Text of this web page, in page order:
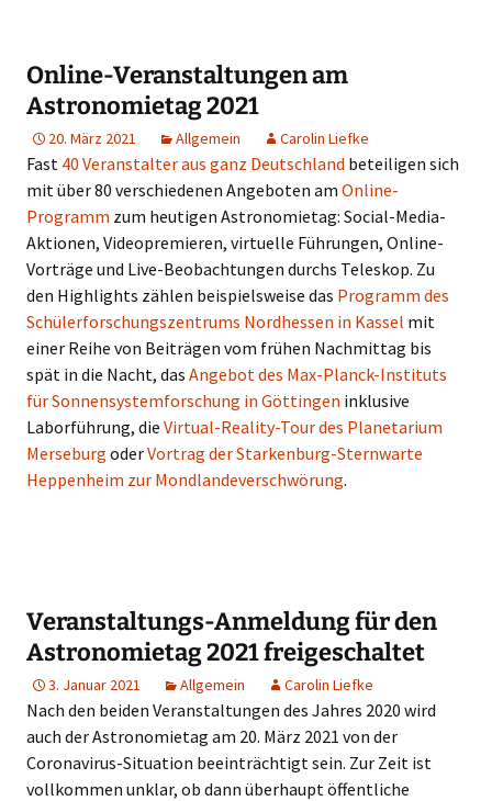
Online-Veranstaltungen am
Astronomietag 2021
20. März 2021 Allgemein Carolin Liefke
Fast 40 Veranstalter aus ganz Deutschland beteiligen sich
mit über 80 verschiedenen Angeboten amOnline-
Programm zum heutigen Astronomietag: Social-Media-
Aktionen, Videopremieren, virtuelle Führungen, Online-
Vorträge und Live-Beobachtungen durchs Teleskop. Zu
den Highlights zählen beispielsweise das Programm des
Schülerforschungszentrums Nordhessen in Kassel mit
einer Reihe von Beiträgen vom frühen Nachmittag bis
spät in die Nacht, dasAngebot des Max-Planck-Instituts
für Sonnensystemforschung in Göttingen inklusive
Laborführung, dieVirtual-Reality-Tour des Planetarium
Merseburg oderVortrag der Starkenburg-Sternwarte
Heppenheim zur Mondlandeverschwörung.
Veranstaltungs-Anmeldung für den
Astronomietag 2021 freigeschaltet
3. Januar 2021 Allgemein Carolin Liefke
Nach den beiden Veranstaltungen des Jahres 2020 wird
auch der Astronomietag am 20. März 2021 von der
Coronavirus-Situation beeinträchtigt sein. Zur Zeit ist
vollkommen unklar, ob dann überhaupt öffentliche